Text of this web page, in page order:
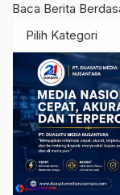
Baca Berita